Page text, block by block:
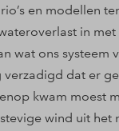
en modellen
in
wat ons systeem
dat er
kwam moest
wind uit